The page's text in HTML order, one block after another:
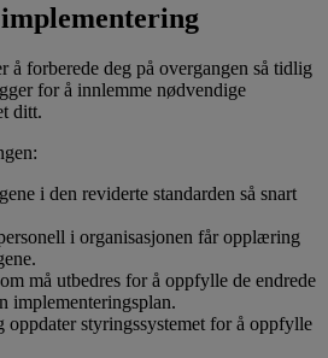
å forberede deg på overgangen så tidlig
for å innlemme nødvendige
ditt.
i den reviderte standarden så snart
i organisasjonen får opplæring
må utbedres for å oppfylle de endrede
implementeringsplan.
styringssystemet for å oppfylle